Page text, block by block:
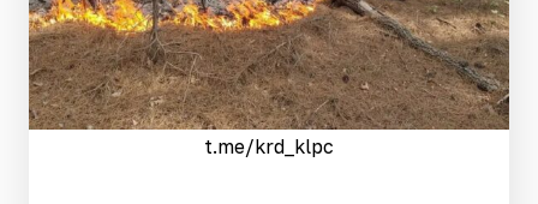
t.me/krd_klpc